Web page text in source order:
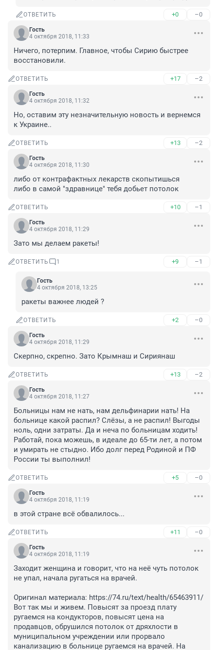
ОТВЕТИТЬ +0 –0
Гость
4 октября 2018, 11:33
Ничего, потерпим. Главное, чтобы Сирию быстрее
восстановили.
ОТВЕТИТЬ +17 –2
Гость
4 октября 2018, 11:32
Но, оставим эту незначительную новость и вернемся
к Украине..
ОТВЕТИТЬ +13 –2
Гость
4 октября 2018, 11:30
либо от контрафактных лекарств скопытишься
либо в самой "здравнице" тебя добьет потолок
ОТВЕТИТЬ +10 –1
Гость
4 октября 2018, 11:29
Зато мы делаем ракеты!
ОТВЕТИТЬ 1 +9 –1
Гость
4 октября 2018, 13:25
ракеты важнее людей ?
ОТВЕТИТЬ +2 –0
Гость
4 октября 2018, 11:29
Скерпно, скрепно. Зато Крымнаш и Сириянаш
ОТВЕТИТЬ +13 –2
Гость
4 октября 2018, 11:27
Больницы нам не нать, нам дельфинарии нать! На
больнице какой распил? Слёзы, а не распил! Выгоды
ноль, одни затраты. Да и неча по больницам ходить!
Работай, пока можешь, в идеале до 65-ти лет, а потом
и умирать не стыдно. Ибо долг перед Родиной и ПФ
России ты выполнил!
ОТВЕТИТЬ +5 –0
Гость
4 октября 2018, 11:19
в этой стране всё обвалилось...
ОТВЕТИТЬ +11 –0
Гость
4 октября 2018, 11:19
Заходит женщина и говорит, что на неё чуть потолок
не упал, начала ругаться на врачей.
Оригинал материала: https://74.ru/text/health/65463911/
Вот так мы и живем. Повысят за проезд плату
ругаемся на кондукторов, повысят цена на
продавцов, обрушился потолок от дряхлости в
муниципальном учреждении или прорвало
канализацию в больнице ругаемся на врачей. На